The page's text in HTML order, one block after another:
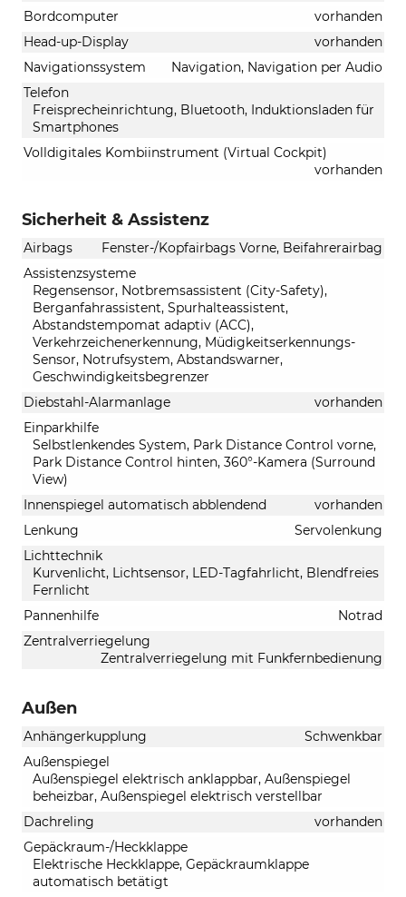
Bordcomputer
vorhanden
Head-up-Display
vorhanden
Navigationssystem
Navigation, Navigation per Audio
Telefon
Freisprecheinrichtung, Bluetooth, Induktionsladen für
Smartphones
Volldigitales Kombiinstrument (Virtual Cockpit)
vorhanden
Sicherheit & Assistenz
Airbags
Fenster-/Kopfairbags Vorne, Beifahrerairbag
Assistenzsysteme
Regensensor, Notbremsassistent (City-Safety),
Berganfahrassistent, Spurhalteassistent,
Abstandstempomat adaptiv (ACC),
Verkehrzeichenerkennung, Müdigkeitserkennungs-
Sensor, Notrufsystem, Abstandswarner,
Geschwindigkeitsbegrenzer
Diebstahl-Alarmanlage
vorhanden
Einparkhilfe
Selbstlenkendes System, Park Distance Control vorne,
Park Distance Control hinten, 360°-Kamera (Surround
View)
Innenspiegel automatisch abblendend
vorhanden
Lenkung
Servolenkung
Lichttechnik
Kurvenlicht, Lichtsensor, LED-Tagfahrlicht, Blendfreies
Fernlicht
Pannenhilfe
Notrad
Zentralverriegelung
Zentralverriegelung mit Funkfernbedienung
Außen
Anhängerkupplung
Schwenkbar
Außenspiegel
Außenspiegel elektrisch anklappbar, Außenspiegel
beheizbar, Außenspiegel elektrisch verstellbar
Dachreling
vorhanden
Gepäckraum-/Heckklappe
Elektrische Heckklappe, Gepäckraumklappe
automatisch betätigt